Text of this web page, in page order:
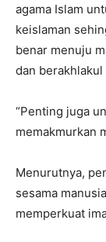
agama Islam
keislaman
benar menuju
dan berakhlakul
“Penting juga
memakmurkan
Menurutnya,
sesama
memperkuat